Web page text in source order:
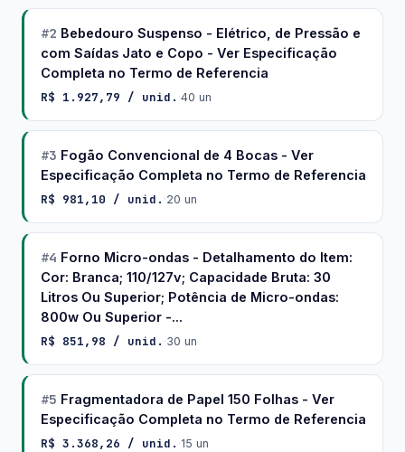
#2 Bebedouro Suspenso - Elétrico, de Pressão e
com Saídas Jato e Copo - Ver Especificação
Completa no Termo de Referencia
R$ 1.927,79 / unid. ·40 un
#3 Fogão Convencional de 4 Bocas - Ver
Especificação Completa no Termo de Referencia
R$ 981,10 / unid. ·20 un
#4 Forno Micro-ondas - Detalhamento do Item:
Cor: Branca; 110/127v; Capacidade Bruta: 30
Litros Ou Superior; Potência de Micro-ondas:
800w Ou Superior -...
R$ 851,98 / unid. ·30 un
#5 Fragmentadora de Papel 150 Folhas - Ver
Especificação Completa no Termo de Referencia
R$ 3.368,26 / unid. ·15 un